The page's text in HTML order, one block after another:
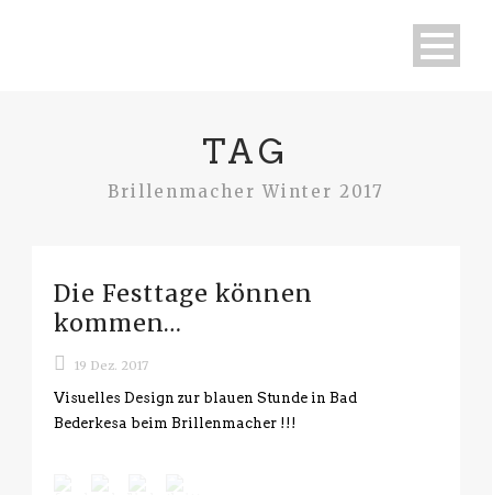
TAG
Brillenmacher Winter 2017
Die Festtage können
kommen…
19 Dez. 2017
Visuelles Design zur blauen Stunde in Bad
Bederkesa beim Brillenmacher !!!